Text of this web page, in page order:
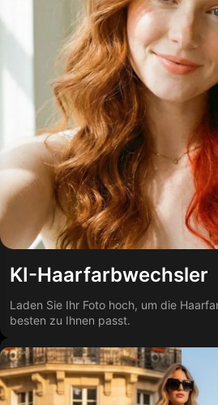
KI-Haarfarbwechsler
Laden Sie Ihr Foto hoch, um die
besten zu Ihnen passt.